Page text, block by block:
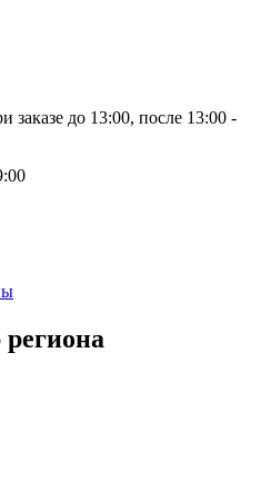
заказе до 13:00, после 13:00 -